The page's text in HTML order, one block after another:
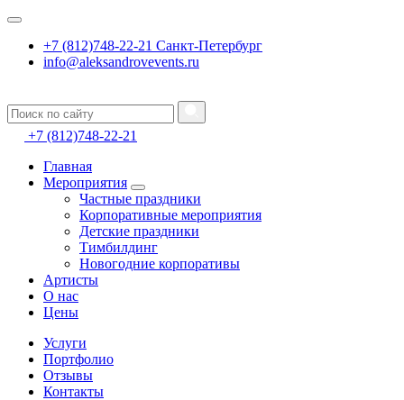
+7 (812)748-22-21 Санкт-Петербург
info@aleksandrovevents.ru
+7 (812)748-22-21
Главная
Мероприятия
Частные праздники
Корпоративные мероприятия
Детские праздники
Тимбилдинг
Новогодние корпоративы
Артисты
О нас
Цены
Услуги
Портфолио
Отзывы
Контакты